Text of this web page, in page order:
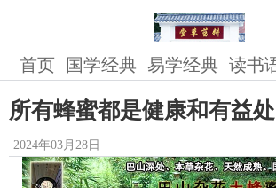
首页 国学经典 易学经典 读书
所有蜂蜜都是健康和有益
2024年03月28日